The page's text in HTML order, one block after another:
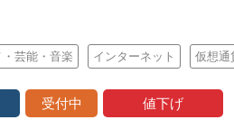
芸能・音楽 インターネット 仮想通
受付中 値下げ